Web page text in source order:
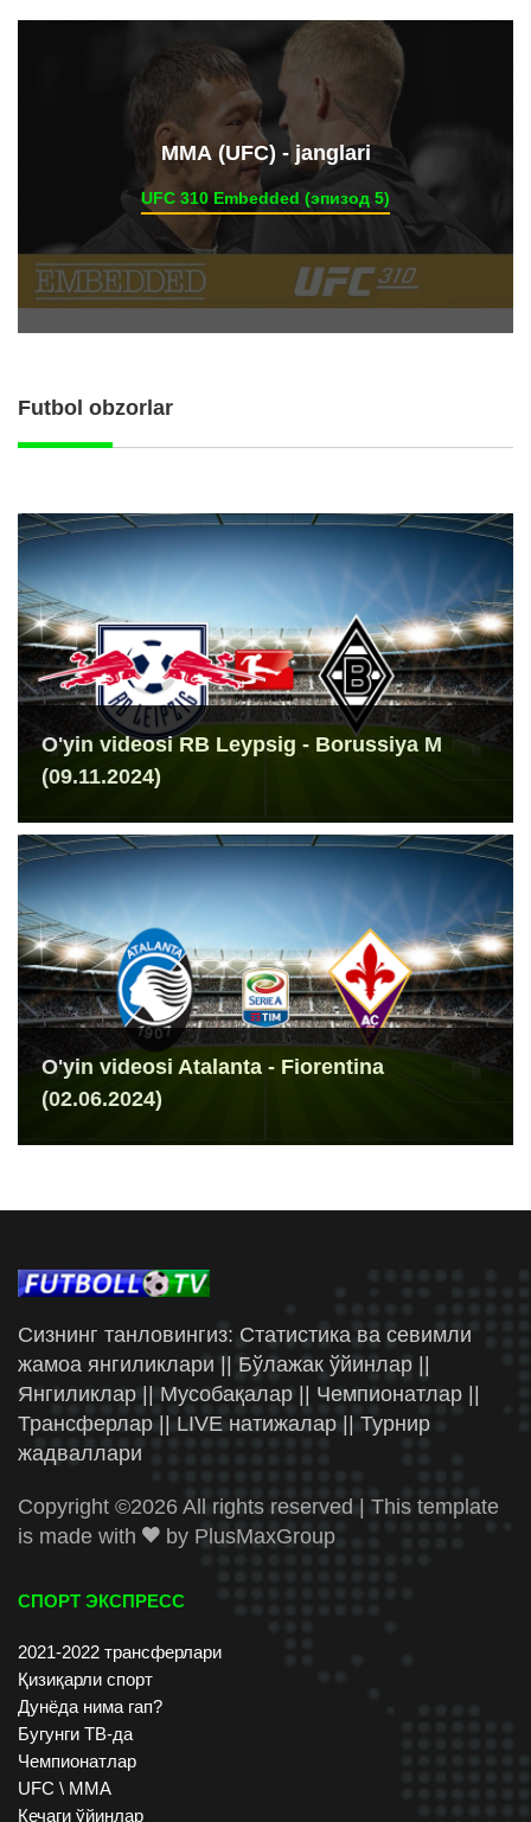
ММА (UFC) - janglari
UFC 310 Embedded (эпизод 5)
Futbol obzorlar
O'yin videosi RB Leypsig - Borussiya M
(09.11.2024)
O'yin videosi Atalanta - Fiorentina
(02.06.2024)
Сизнинг танловингиз: Статистика ва севимли
жамоа янгиликлари || Бўлажак ўйинлар ||
Янгиликлар || Мусобақалар || Чемпионатлар ||
Трансферлар || LIVE натижалар || Турнир
жадваллари
Copyright ©2026 All rights reserved | This template
is made with
by PlusMaxGroup
СПОРТ ЭКСПРЕСС
2021-2022 трансферлари
Қизиқарли спорт
Дунёда нима гап?
Бугунги ТВ-да
Чемпионатлар
UFC \ ММА
Кечаги ўйинлар